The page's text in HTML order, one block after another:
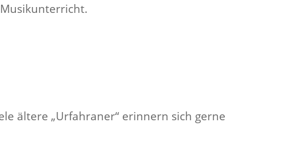
ältere „Urfahraner“ erinnern sich gerne